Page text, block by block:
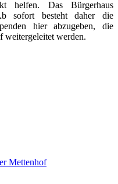
helfen. Das Bürgerhaus
sofort besteht daher die
hier abzugeben, die
weitergeleitet werden.